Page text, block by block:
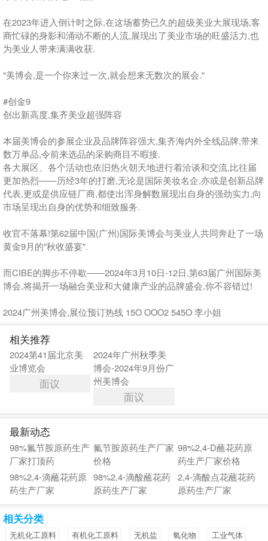
在2023年进入倒计时之际,在这场蓄势已久的超级美业大展现场,客
商忙碌的身影和涌动不断的人流,展现出了美业市场的旺盛活力,也
为美业人带来满满收获.
"美博会,是一个你来过一次,就会想来无数次的展会."
#创金9
创出新高度,集齐美业超强阵容
本届美博会的参展企业及品牌阵容强大,集齐海内外全线品牌,带来
数万单品,令前来选品的采购商目不暇接.
各大展区、各个活动也依旧热火朝天地进行着洽谈和交流,比往届
更加热烈——历经3年的打磨,无论是国际美妆名企,亦或是创新品牌
代表,更或是供应链厂商,都使出浑身解数展现出自身的强劲实力,向
市场呈现出自身的优势和细致服务.
收官不落幕!第62届中国(广州)国际美博会与美业人共同奔赴了一场
黄金9月的"秋收盛宴".
而CIBE的脚步不停歇——2024年3月10日-12日,第63届广州国际美
博会,将揭开一场融合美业和大健康产业的品牌盛会,你不容错过!
2024广州美博会,展位预订热线 15O OOO2 545O 李小姐
相关推荐
2024第41届北京美
业博览会
面议
2024年广州秋季美
博会-2024年9月份广
州美博会
面议
最新动态
98%氟节胺原药生产
厂家打顶药
氟节胺原药生产厂家
价格
98%2,4-D蘸花药原
药生产厂家价格
98%2,4-滴蘸花药原
药生产厂家
98%2,4-滴酸蘸花药
原药生产厂家
2,4-滴酸点花蘸花药
原药生产厂家
相关分类
无机化工原料 有机化工原料 无机盐 氧化物
工业气体